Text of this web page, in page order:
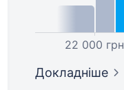
22 000 грн
Докладніше